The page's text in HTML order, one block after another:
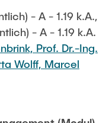
- A - 1.19 k.A.,
- A - 1.19 k.A.
Prof. Dr.-Ing.
Wolff, Marcel